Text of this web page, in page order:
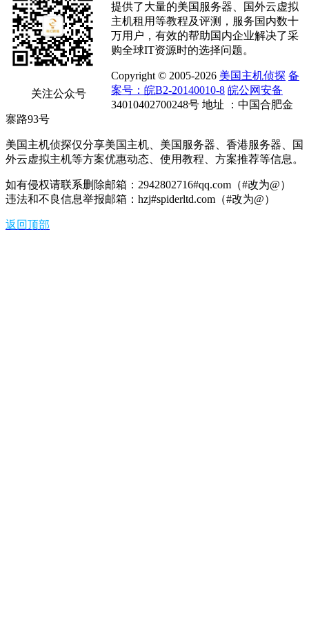
关注公众号
提供了大量的美国服务器、国外云虚拟
主机租用等教程及评测，服务国内数十
万用户，有效的帮助国内企业解决了采
购全球IT资源时的选择问题。
Copyright © 2005-2026 美国主机侦探 备
案号：皖B2-20140010-8 皖公网安备
34010402700248号 地址 ：中国合肥金
寨路93号
美国主机侦探仅分享美国主机、美国服务器、香港服务器、国
外云虚拟主机等方案优惠动态、使用教程、方案推荐等信息。
如有侵权请联系删除邮箱：2942802716#qq.com（#改为@）
违法和不良信息举报邮箱：hzj#spiderltd.com（#改为@）
返回顶部